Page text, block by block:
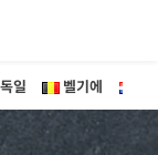
독일 벨기에